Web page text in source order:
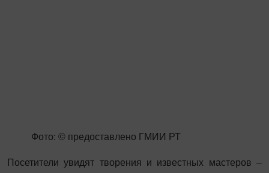
Фото: © предоставлено ГМИИ РТ
Посетители увидят творения и известных мастеров –